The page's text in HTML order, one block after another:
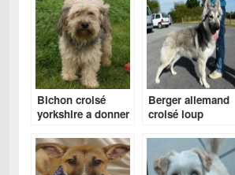
Bichon croisé
yorkshire a donner
Berger allemand
croisé loup